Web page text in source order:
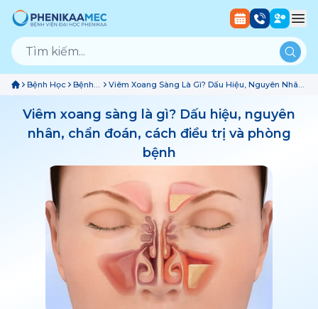
Bệnh Học
Bệnh
Hô
Viêm Xoang Sàng Là Gì? Dấu Hiệu, Nguyên Nhân,
Viêm xoang sàng là gì? Dấu hiệu, nguyên
nhân, chẩn đoán, cách điều trị và phòng
bệnh